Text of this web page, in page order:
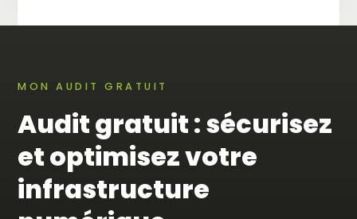
MON AUDIT GRATUIT
Audit gratuit : sécurisez
et optimisez votre
infrastructure